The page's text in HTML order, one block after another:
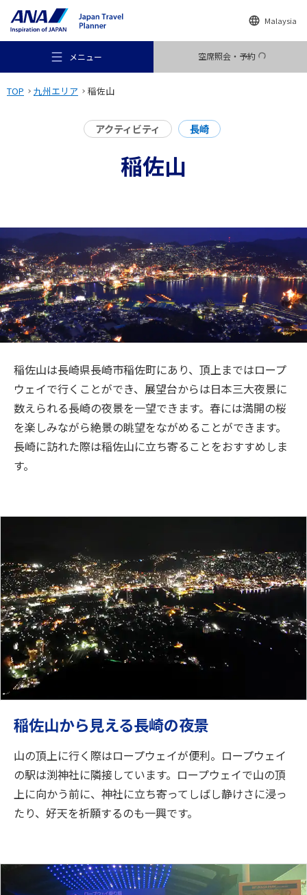
Malaysia
メニュー 空席照会・予約
行き先
旅のお役立ち情報
閉じる
TOP 九州エリア 稲佐山
アクティビティ 長崎
稲佐山
稲佐山は長崎県長崎市稲佐町にあり、頂上まではロープ
ウェイで行くことができ、展望台からは日本三大夜景に
数えられる長崎の夜景を一望できます。春には満開の桜
を楽しみながら絶景の眺望をながめることができます。
長崎に訪れた際は稲佐山に立ち寄ることをおすすめしま
す。
稲佐山から見える長崎の夜景
山の頂上に行く際はロープウェイが便利。ロープウェイ
の駅は渕神社に隣接しています。ロープウェイで山の頂
上に向かう前に、神社に立ち寄ってしばし静けさに浸っ
たり、好天を祈願するのも一興です。